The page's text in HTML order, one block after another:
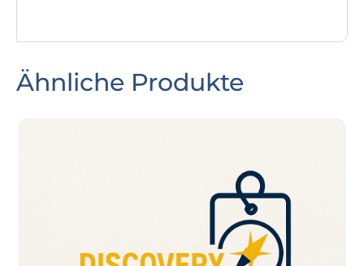
Ähnliche Produkte